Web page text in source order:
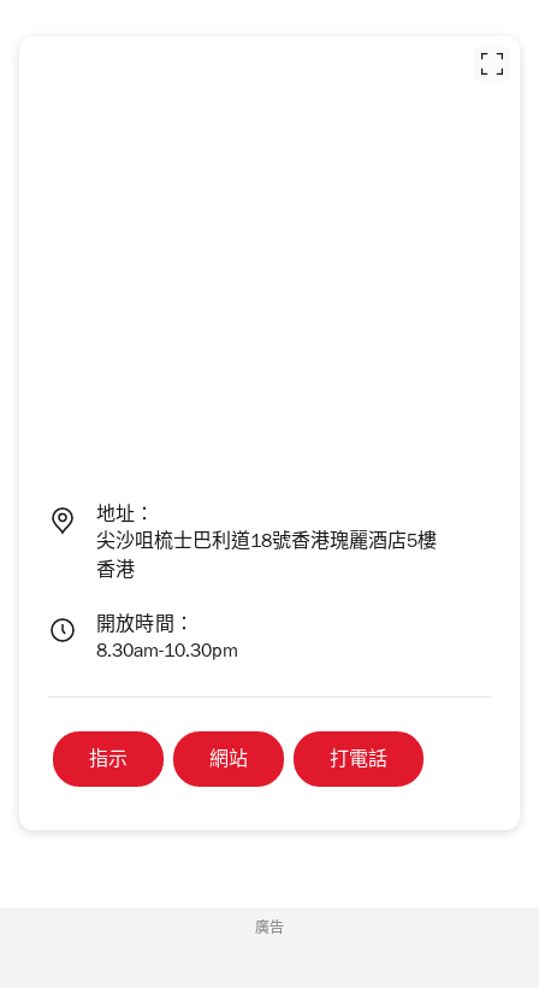
地址：
尖沙咀梳士巴利道18號香港瑰麗酒店5樓
香港
開放時間：
8.30am-10.30pm
指示 網站 打電話
廣告